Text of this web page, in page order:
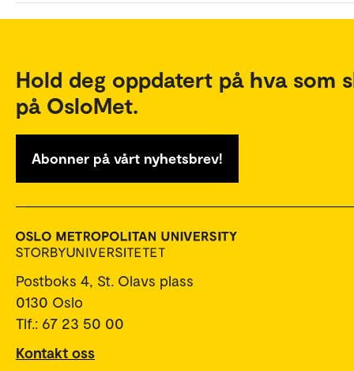
Hold deg oppdatert på hva som
på OsloMet.
Abonner på vårt nyhetsbrev!
Postboks 4, St. Olavs plass
0130 Oslo
Tlf.: 67 23 50 00
Kontakt oss